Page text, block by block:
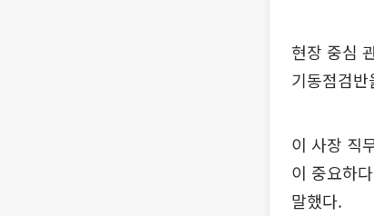
현장 중심
기동점검
이 사장 직
이 중요하
말했다.